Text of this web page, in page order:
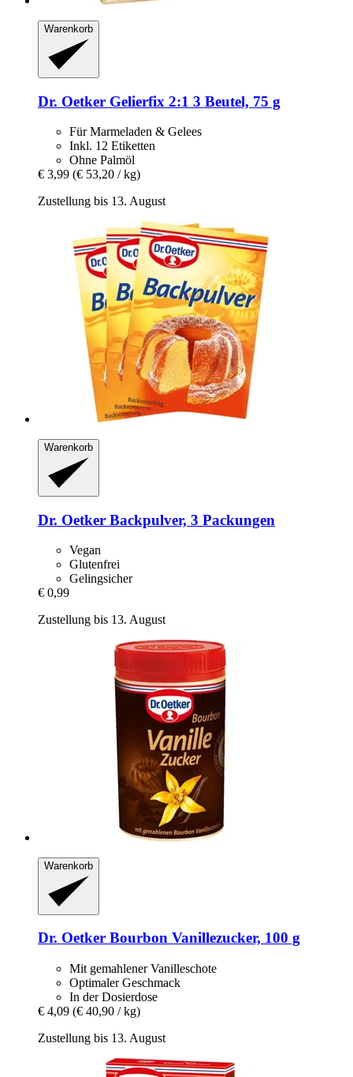
Warenkorb
Dr. Oetker Gelierfix 2:1 3 Beutel, 75 g
Für Marmeladen & Gelees
Inkl. 12 Etiketten
Ohne Palmöl
€ 3,99 (€ 53,20 / kg)
Zustellung bis 13. August
Warenkorb
Dr. Oetker Backpulver, 3 Packungen
Vegan
Glutenfrei
Gelingsicher
€ 0,99
Zustellung bis 13. August
Warenkorb
Dr. Oetker Bourbon Vanillezucker, 100 g
Mit gemahlener Vanilleschote
Optimaler Geschmack
In der Dosierdose
€ 4,09 (€ 40,90 / kg)
Zustellung bis 13. August